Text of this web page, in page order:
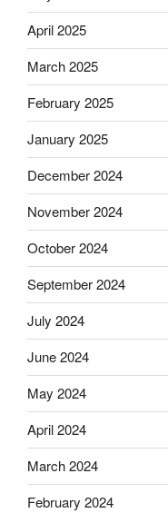
April 2025
March 2025
February 2025
January 2025
December 2024
November 2024
October 2024
September 2024
July 2024
June 2024
May 2024
April 2024
March 2024
February 2024